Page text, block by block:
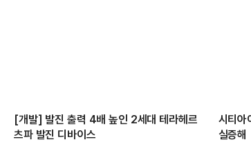
[개발] 발진 출력 4배 높인 2세대 테라헤르
츠파 발진 디바이스
시티아
실증해